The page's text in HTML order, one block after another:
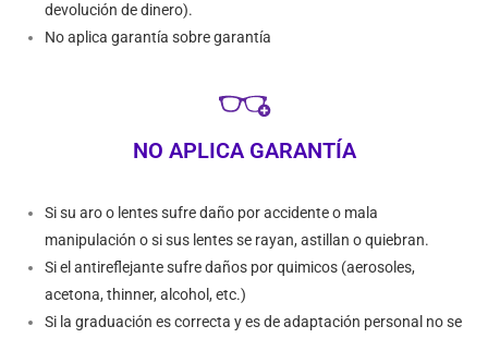
devolución de dinero).
No aplica garantía sobre garantía
NO APLICA GARANTÍA
Si su aro o lentes sufre daño por accidente o mala
manipulación o si sus lentes se rayan, astillan o quiebran.
Si el antireflejante sufre daños por quimicos (aerosoles,
acetona, thinner, alcohol, etc.)
Si la graduación es correcta y es de adaptación personal no se